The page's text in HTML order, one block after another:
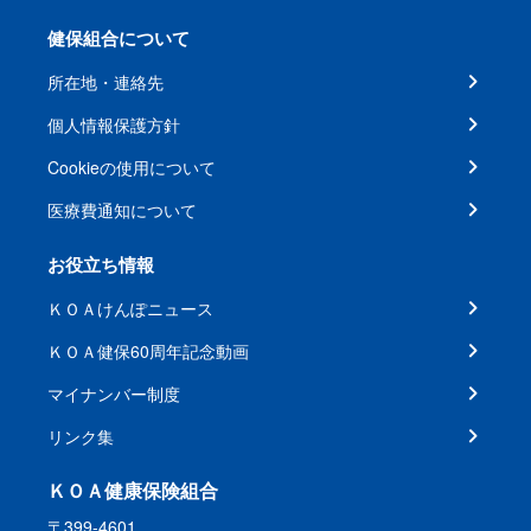
健保組合について
所在地・連絡先
個人情報保護方針
Cookieの使用について
医療費通知について
お役立ち情報
ＫＯＡけんぽニュース
ＫＯＡ健保60周年記念動画
マイナンバー制度
リンク集
ＫＯＡ健康保険組合
〒399-4601